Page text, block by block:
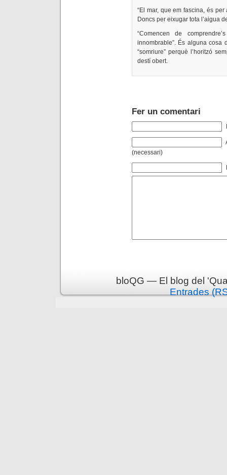
“El mar, que em fascina, és
Doncs per eixugar tota l’aigua
“Comencen de
innombrable”. És alguna cosa
“somriure” perquè l’horitzó
destí obert.
Fer un comentari
(necessari)
bloQG — El blog del
Entrades